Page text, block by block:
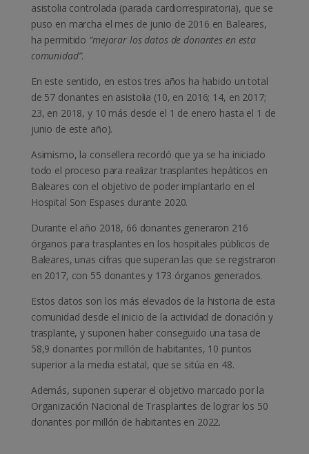
asistolia controlada (parada cardiorrespiratoria), que se
puso en marcha el mes de junio de 2016 en Baleares,
ha permitido “mejorar los datos de donantes en esta
comunidad”.
En este sentido, en estos tres años ha habido un total
de 57 donantes en asistolia (10, en 2016; 14, en 2017;
23, en 2018, y 10 más desde el 1 de enero hasta el 1 de
junio de este año).
Asimismo, la consellera recordó que ya se ha iniciado
todo el proceso para realizar trasplantes hepáticos en
Baleares con el objetivo de poder implantarlo en el
Hospital Son Espases durante 2020.
Durante el año 2018, 66 donantes generaron 216
órganos para trasplantes en los hospitales públicos de
Baleares, unas cifras que superan las que se registraron
en 2017, con 55 donantes y 173 órganos generados.
Estos datos son los más elevados de la historia de esta
comunidad desde el inicio de la actividad de donación y
trasplante, y suponen haber conseguido una tasa de
58,9 donantes por millón de habitantes, 10 puntos
superior a la media estatal, que se sitúa en 48.
Además, suponen superar el objetivo marcado por la
Organización Nacional de Trasplantes de lograr los 50
donantes por millón de habitantes en 2022.